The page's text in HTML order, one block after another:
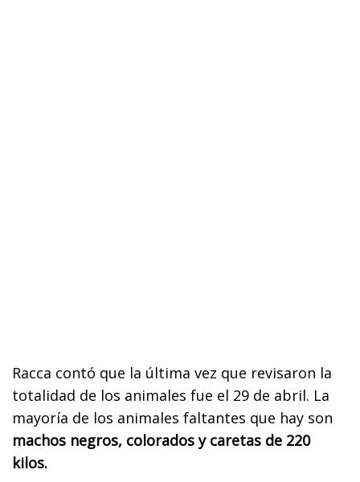
Racca contó que la última vez que revisaron la
totalidad de los animales fue el 29 de abril. La
mayoría de los animales faltantes que hay son
machos negros, colorados y caretas de 220
kilos.